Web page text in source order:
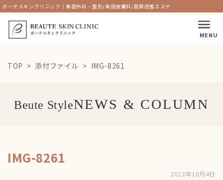
ボーテスキンクリニック｜美容外科・整形/美容皮膚科/肌質改善エステ
MENU
TOP 添付ファイル IMG-8261
Beute Style
IMG-8261
2022年10月4日